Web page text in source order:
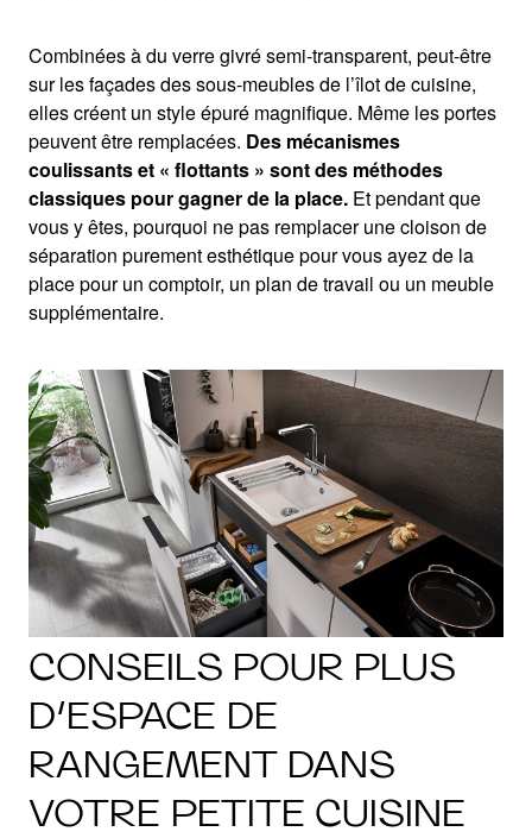
Combinées à du verre givré semi-transparent, peut-être
sur les façades des sous-meubles de l’îlot de cuisine,
elles créent un style épuré magnifique. Même les portes
peuvent être remplacées. Des mécanismes
coulissants et « flottants » sont des méthodes
classiques pour gagner de la place. Et pendant que
vous y êtes, pourquoi ne pas remplacer une cloison de
séparation purement esthétique pour vous ayez de la
place pour un comptoir, un plan de travail ou un meuble
supplémentaire.
CONSEILS POUR PLUS
D’ESPACE DE
RANGEMENT DANS
VOTRE PETITE CUISINE